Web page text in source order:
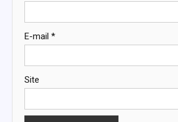
E-mail *
Site